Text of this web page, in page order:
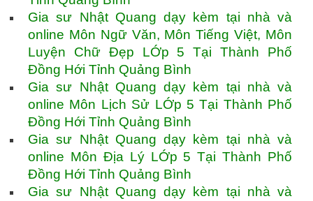
Gia sư Nhật Quang dạy kèm tại nhà và
online Môn Ngữ Văn, Môn Tiếng Việt, Môn
Luyện Chữ Đẹp LỚp 5 Tại Thành Phố
Đồng Hới Tỉnh Quảng Bình
Gia sư Nhật Quang dạy kèm tại nhà và
online Môn Lịch Sử LỚp 5 Tại Thành Phố
Đồng Hới Tỉnh Quảng Bình
Gia sư Nhật Quang dạy kèm tại nhà và
online Môn Địa Lý LỚp 5 Tại Thành Phố
Đồng Hới Tỉnh Quảng Bình
Gia sư Nhật Quang dạy kèm tại nhà và